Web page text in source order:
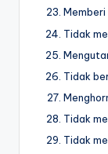
Memberi
Tidak
Tidak
Tidak
Tidak